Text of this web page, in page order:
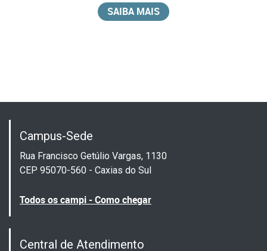
SAIBA MAIS
Campus-Sede
Rua Francisco Getúlio Vargas, 1130
CEP 95070-560 - Caxias do Sul
Todos os campi - Como chegar
Central de Atendimento